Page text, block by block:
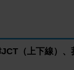
（上下線）、